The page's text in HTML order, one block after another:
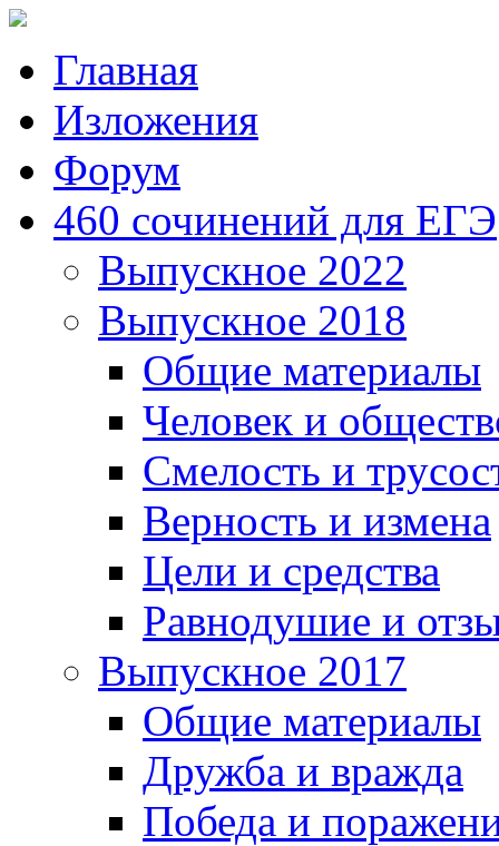
Главная
Изложения
Форум
460 сочинений для ЕГЭ
Выпускное 2022
Выпускное 2018
Общие материалы
Человек и
Смелость и
Верность и измена
Цели и средства
Равнодушие и
Выпускное 2017
Общие материалы
Дружба и вражда
Победа и